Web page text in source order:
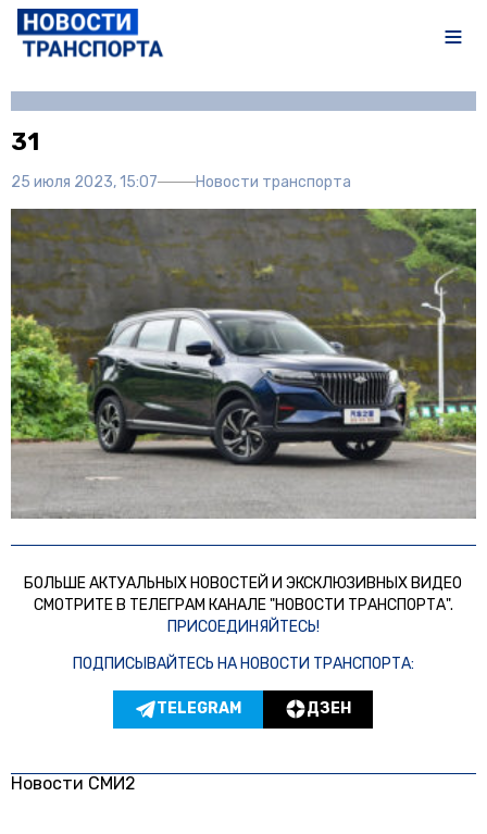
31
25 июля 2023, 15:07 Новости транспорта
БОЛЬШЕ АКТУАЛЬНЫХ НОВОСТЕЙ И ЭКСКЛЮЗИВНЫХ ВИДЕО
СМОТРИТЕ В ТЕЛЕГРАМ КАНАЛЕ "НОВОСТИ ТРАНСПОРТА".
ПРИСОЕДИНЯЙТЕСЬ!
ПОДПИСЫВАЙТЕСЬ НА НОВОСТИ ТРАНСПОРТА:
TELEGRAM ДЗЕН
Новости СМИ2